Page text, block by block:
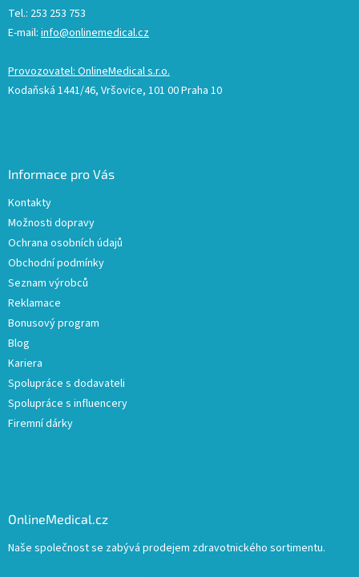
Tel.: 253 253 753
E-mail: info@onlinemedical.cz
Provozovatel: OnlineMedical s.r.o.
Kodaňská 1441/46, Vršovice, 101 00 Praha 10
Informace pro Vás
Kontakty
Možnosti dopravy
Ochrana osobních údajů
Obchodní podmínky
Seznam výrobců
Reklamace
Bonusový program
Blog
Kariera
Spolupráce s dodavateli
Spolupráce s influencery
Firemní dárky
OnlineMedical.cz
Naše společnost se zabývá prodejem zdravotnického sortimentu.